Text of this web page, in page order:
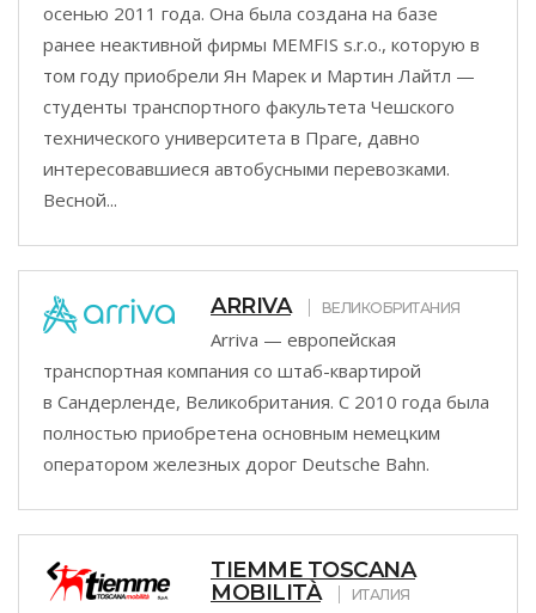
осенью 2011 года. Она была создана на базе
ранее неактивной фирмы MEMFIS s.r.o., которую в
том году приобрели Ян Марек и Мартин Лайтл —
студенты транспортного факультета Чешского
технического университета в Праге, давно
интересовавшиеся автобусными перевозками.
Весной...
ARRIVA ВЕЛИКОБРИТАНИЯ
Arriva — европейская
транспортная компания со штаб-квартирой
в Сандерленде, Великобритания. С 2010 года была
полностью приобретена основным немецким
оператором железных дорог Deutsche Bahn.
TIEMME TOSCANA
MOBILITÀ
ИТАЛИЯ